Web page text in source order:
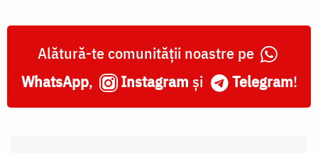
Alătură-te comunității noastre pe
WhatsApp, Instagram și Telegram!